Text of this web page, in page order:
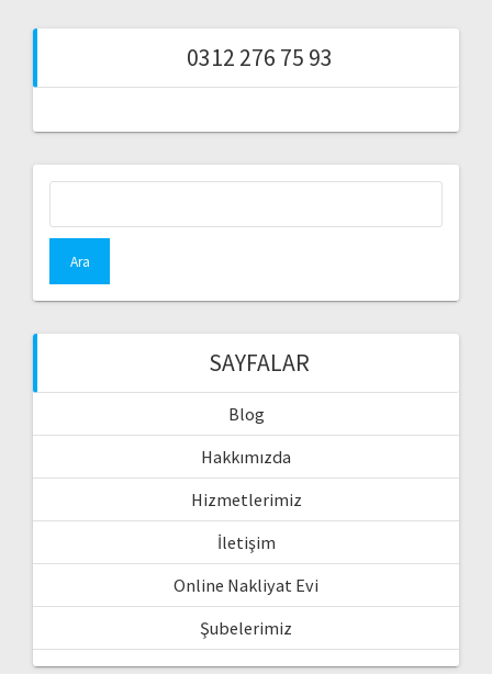
0312 276 75 93
SAYFALAR
Blog
Hakkımızda
Hizmetlerimiz
İletişim
Online Nakliyat Evi
Şubelerimiz